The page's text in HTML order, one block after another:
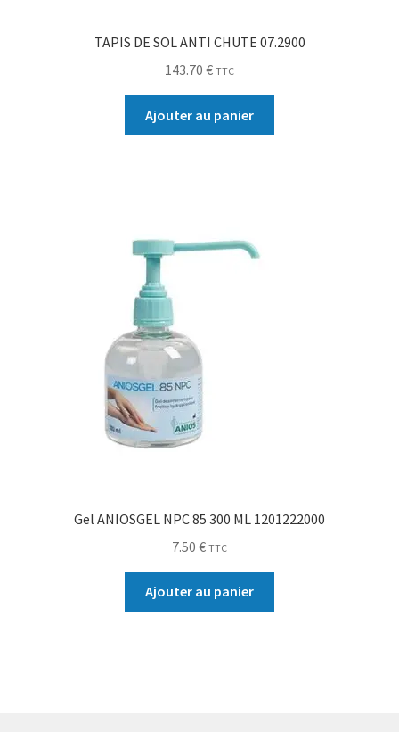
TAPIS DE SOL ANTI CHUTE 07.2900
143.70 € TTC
Ajouter au panier
Gel ANIOSGEL NPC 85 300 ML 1201222000
7.50 € TTC
Ajouter au panier